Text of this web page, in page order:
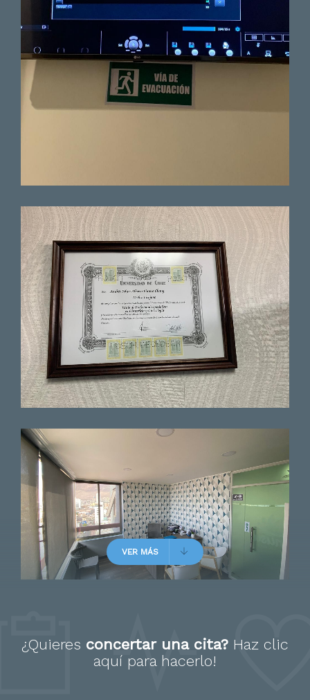
Paciente
con lo pasos a seguir.
Paciente
Quedé conforme con la
atención del médico muy
profesional muy amable
Paciente
Excelente doctor, excelente
VER MÁS
¿Quieres concertar una cita? Haz clic
aquí para hacerlo!